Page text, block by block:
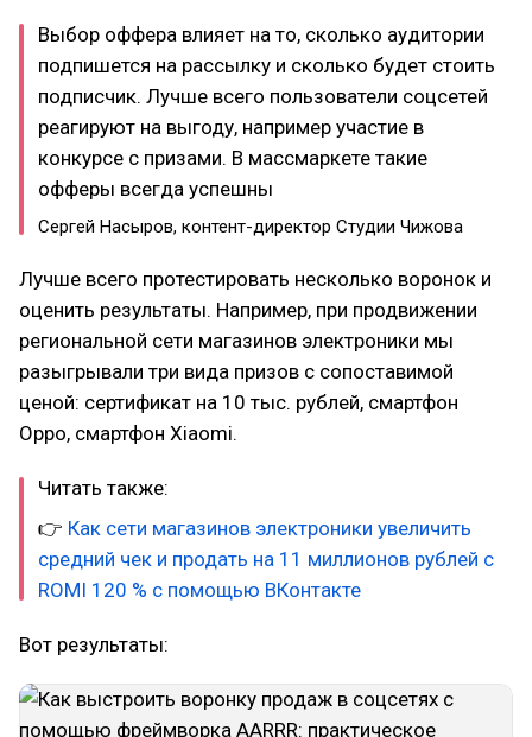
Выбор оффера влияет на то, сколько аудитории
подпишется на рассылку и сколько будет стоить
подписчик. Лучше всего пользователи соцсетей
реагируют на выгоду, например участие в
конкурсе с призами. В массмаркете такие
офферы всегда успешны
Сергей Насыров, контент-директор Студии Чижова
Лучше всего протестировать несколько воронок и
оценить результаты. Например, при продвижении
региональной сети магазинов электроники мы
разыгрывали три вида призов с сопоставимой
ценой: сертификат на 10 тыс. рублей, смартфон
Oppo, смартфон Xiaomi.
Читать также:
👉 Как сети магазинов электроники увеличить
средний чек и продать на 11 миллионов рублей с
ROMI 120 % с помощью ВКонтакте
Вот результаты: